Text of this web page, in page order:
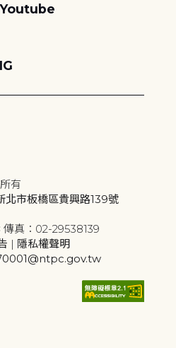
有
市板橋區貴興路139號
真：02-29538139
| 隱私權聲明